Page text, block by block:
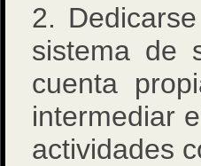
2.
sistema de
cuenta
intermediar
actividades